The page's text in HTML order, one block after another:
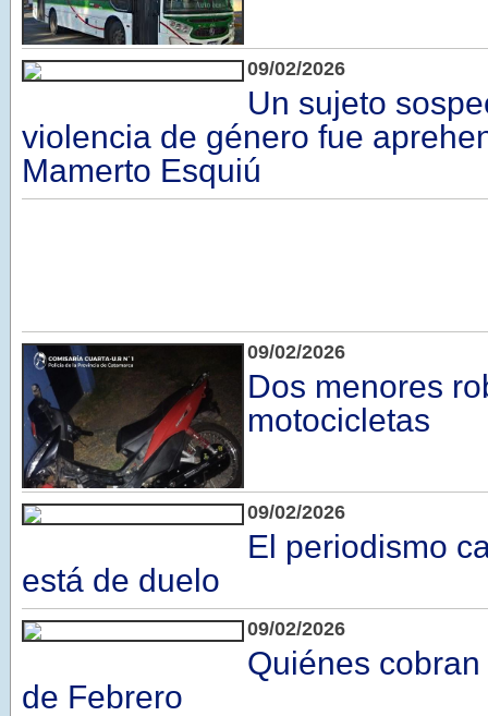
09/02/2026
Un sujeto
violencia de género fue
Mamerto Esquiú
09/02/2026
Dos menores
motocicletas
09/02/2026
El periodismo
está de duelo
09/02/2026
Quiénes
de Febrero